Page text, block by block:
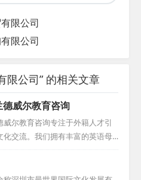
限公司
限公司
限公司” 的相关文章
德威尔教育咨询
威尔教育咨询专注于外籍人才引
化交流。我们拥有丰富的英语母
资源，这些人才大多来自英美等
数未曾踏足中国，易于融入并
。多年的积累使我们与众多国外